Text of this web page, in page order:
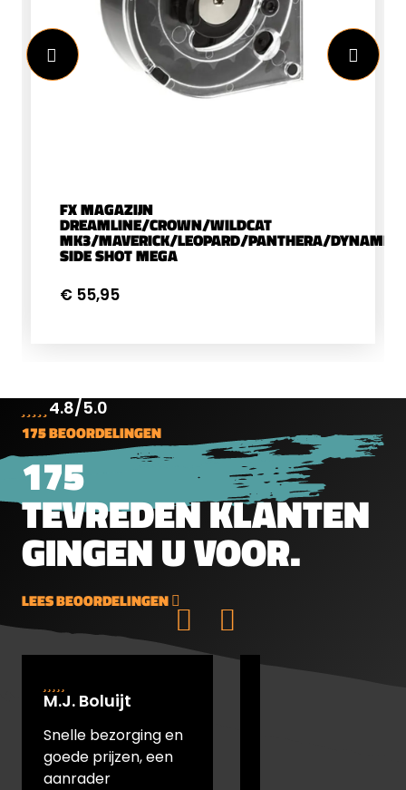
FX MAGAZIJN
DREAMLINE/CROWN/WILDCAT
MK3/MAVERICK/LEOPARD/PANTHERA/
SIDE SHOT MEGA
€ 55,95
4.8/5.0
175 BEOORDELINGEN
175
TEVREDEN KLANTEN
GINGEN U VOOR.
LEES BEOORDELINGEN
M.J. Boluijt
Snelle bezorging en
goede prijzen, een
aanrader